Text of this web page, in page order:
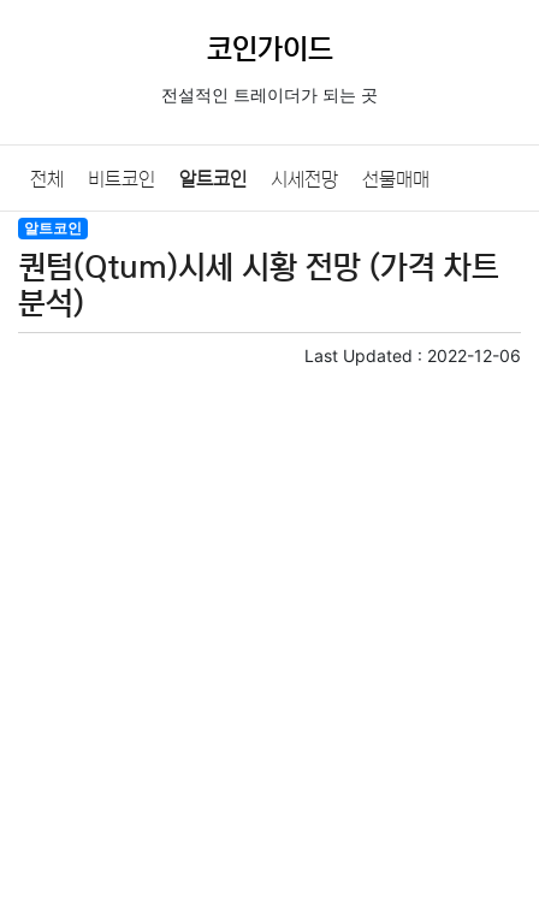
코인가이드
전설적인 트레이더가 되는 곳
전체 비트코인 알트코인 시세전망 선물매매
코인기초
알트코인
퀀텀(Qtum)시세 시황 전망 (가격 차트
분석)
Last Updated : 2022-12-06